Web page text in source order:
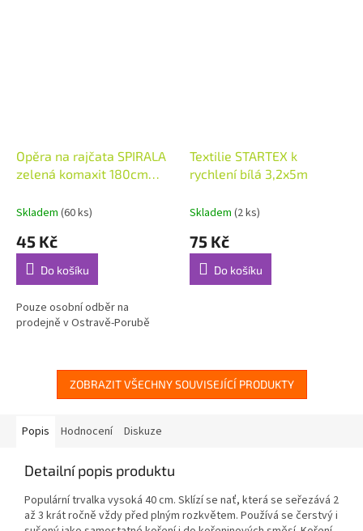
Opěra na rajčata SPIRALA
zelená komaxit 180cm
Skladem (60 ks)
45 Kč
Do košíku
Pouze osobní odběr na
prodejně v Ostravě-Porubě
Textilie STARTEX k
rychlení bílá 3,2x5m
Skladem (2 ks)
75 Kč
Do košíku
ZOBRAZIT VŠECHNY SOUVISEJÍCÍ PRODUKTY
Popis Hodnocení Diskuze
Detailní popis produktu
Populární trvalka vysoká 40 cm. Sklízí se nať, která se seřezává 2
až 3 krát ročně vždy před plným rozkvětem. Používá se čerstvý i